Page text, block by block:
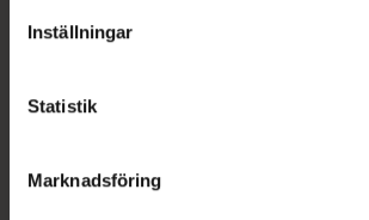
lagligheten av behandling som skett
Inställningar
Statistik
Marknadsföring